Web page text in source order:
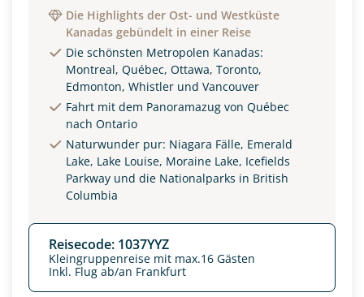
Die Highlights der Ost- und Westküste
Kanadas gebündelt in einer Reise
Die schönsten Metropolen Kanadas:
Montreal, Québec, Ottawa, Toronto,
Edmonton, Whistler und Vancouver
Fahrt mit dem Panoramazug von Québec
nach Ontario
Naturwunder pur: Niagara Fälle, Emerald
Lake, Lake Louise, Moraine Lake, Icefields
Parkway und die Nationalparks in British
Columbia
Reisecode: 1037YYZ
Kleingruppenreise mit max.16 Gästen
Inkl. Flug ab/an Frankfurt